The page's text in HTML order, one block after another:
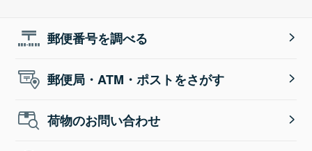
郵便番号を調べる
郵便局・ATM・ポストをさがす
荷物のお問い合わせ